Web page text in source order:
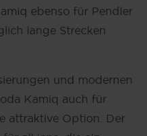
ebenso für Pendler
lange Strecken
und modernen
Kamiq auch für
attraktive Option. Der